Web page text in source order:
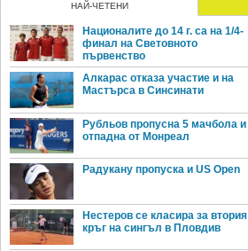
НАЙ-ЧЕТЕНИ
Националите до 14 г. са на 1/4-
финал на Световното
първенство
Алкарас отказа участие и на
Мастърса в Синсинати
Рубльов пропусна 5 мачбола и
отпадна от Монреал
Радукану пропуска и US Open
Нестеров се класира за втория
кръг на сингъл в Пловдив